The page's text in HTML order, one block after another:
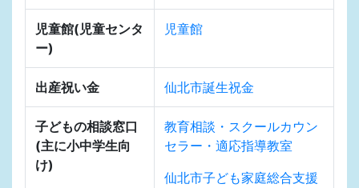
児童館(児童センタ
ー)
児童館
出産祝い金 仙北市誕生祝金
子どもの相談窓口
(主に小中学生向
け)
教育相談・スクールカウン
セラー・適応指導教室
仙北市子ども家庭総合支援